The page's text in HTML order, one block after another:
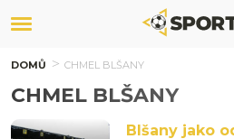
DOMŮ CHMEL BLŠANY
CHMEL BLŠANY
Blšany jako